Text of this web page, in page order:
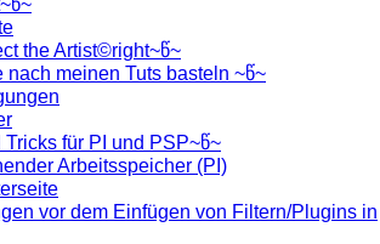
the Artist©right~წ~
nach meinen Tuts basteln ~წ~
Tricks für PI und PSP~წ~
Arbeitsspeicher (PI)
vor dem Einfügen von Filtern/Plugins in